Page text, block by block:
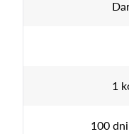
1
100